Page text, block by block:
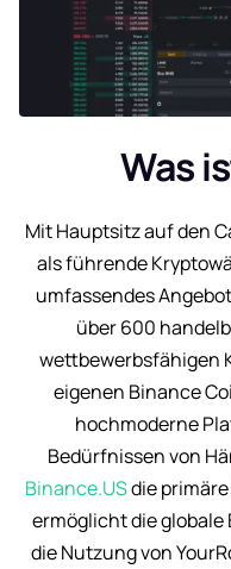
Was
Mit Hauptsitz auf den
als führende
umfassendes
über 600
wettbewerbsfähigen
eigenen Binance
hochmoderne
Bedürfnissen von
Binance.USdie
ermöglicht die
die Nutzung von